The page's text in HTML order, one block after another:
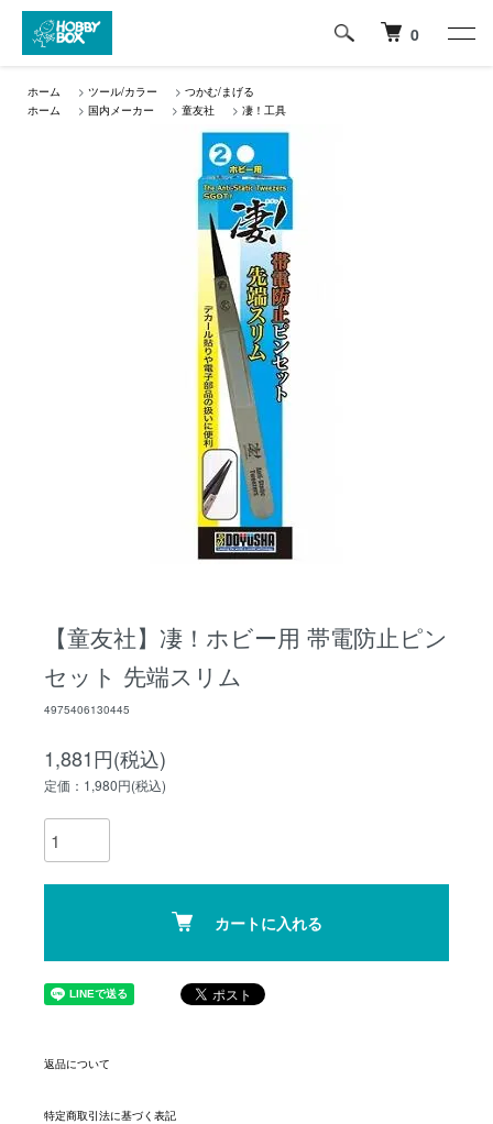
0
ホーム > ツール/カラー > つかむ/まげる
ホーム
> 国内メーカー > 童友社 > 凄！工具
【童友社】凄！ホビー用 帯電防止ピン
セット 先端スリム
4975406130445
1,881円(税込)
定価：1,980円(税込)
カートに入れる
返品について
特定商取引法に基づく表記